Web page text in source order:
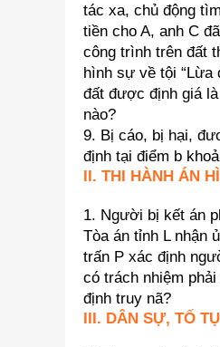
tác xa, chủ động
tiền cho A, anh C
công trình trên đất
hình sự về tội “Lừa
đất được định giá
nào?
9. Bị cáo, bị hại,
định tại điểm b
II. THI HÀNH ÁN
1. Người bị kết án
Tòa án tỉnh L nhận
trấn P xác định
có trách nhiệm
định truy nã?
III. DÂN SỰ, TỐ